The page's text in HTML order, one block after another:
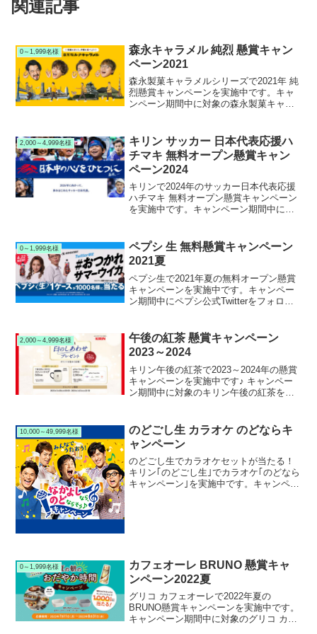
関連記事
0～1,999名様
森永キャラメル 純烈 懸賞キャン
ペーン2021
森永製菓キャラメルシリーズで2021年 純
烈懸賞キャンペーンを実施中です。キャ
ンペーン期間中に対象の森永製菓キャラ
トルまたは純烈QUOカードが当たりま
す。
2,000～4,999名様
キリン サッカー 日本代表応援ハ
チマキ 無料オープン懸賞キャン
ペーン2024
キリンで2024年のサッカー日本代表応援
ハチマキ 無料オープン懸賞キャンペーン
を実施中です。キャンペーン期間中にキ
名様にサッカー日本代表応援 勝利のハチ
マキが当たります。
0～1,999名様
ペプシ 生 無料懸賞キャンペーン
2021夏
ペプシ生で2021年夏の無料オープン懸賞
キャンペーンを実施中です。キャンペー
ン期間中にペプシ公式Twitterをフォロー
生 600ml PET １ケース（24本）が当たり
ます。
2,000～4,999名様
午後の紅茶 懸賞キャンペーン
2023～2024
キリン午後の紅茶で2023～2024年の懸賞
キャンペーンを実施中です♪ キャンペー
ン期間中に対象のキリン午後の紅茶を購
す。
10,000～49,999名様
のどごし生 カラオケ のどならキ
ャンペーン
のどごし生でカラオケセットが当たる！
キリン｢のどごし生｣でカラオケ｢のどなら
キャンペーン｣を実施中です。キャンペー
0～1,999名様
カフェオーレ BRUNO 懸賞キャ
ンペーン2022夏
グリコ カフェオーレで2022年夏の
BRUNO懸賞キャンペーンを実施中です。
キャンペーン期間中に対象のグリコ カフ